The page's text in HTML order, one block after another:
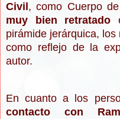
Civil , como Cuerpo
muy bien retratado
pirámide jerárquica,
como reflejo de la
autor.
En cuanto a los
contacto con